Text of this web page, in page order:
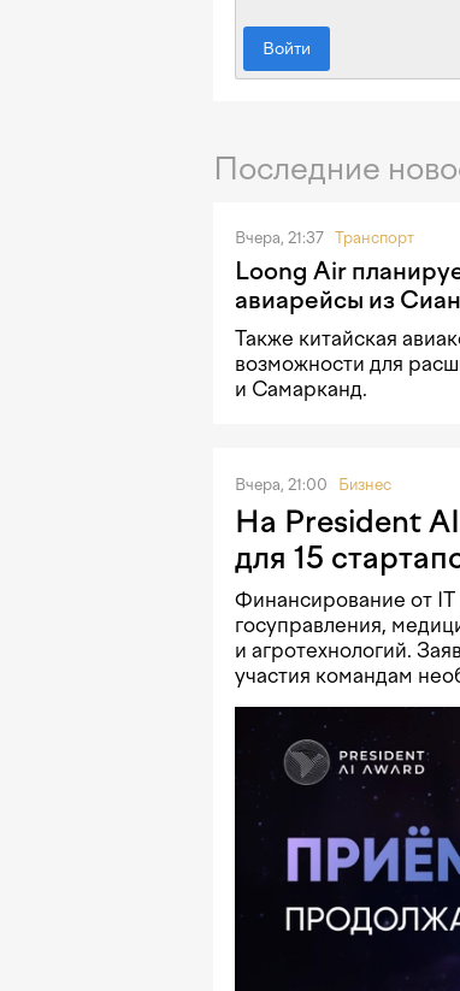
Войти
Последние
Вчера, 21:37 Транспорт
Loong Air
авиарейсы из
Также китайская
возможности для
и Самарканд.
Вчера, 21:00 Бизнес
На President
для 15
Финансирование от IT
госуправления,
и агротехнологий.
участия командам